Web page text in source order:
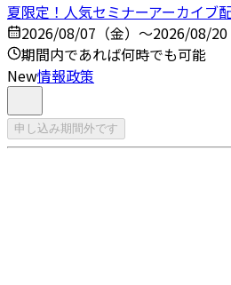
夏限定！人気セミナーアーカイブ
2026/08/07（金）～2026/08/20
期間内であれば何時でも可能
New情報政策
申し込み期間外です